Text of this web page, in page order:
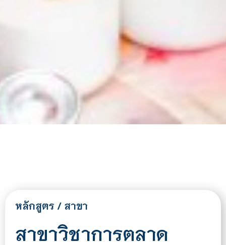
หลักสูตร / สาขา
สาขาวิชาการตลาด